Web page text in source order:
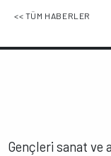
<< TÜM HABERLER
Gençleri sanat ve